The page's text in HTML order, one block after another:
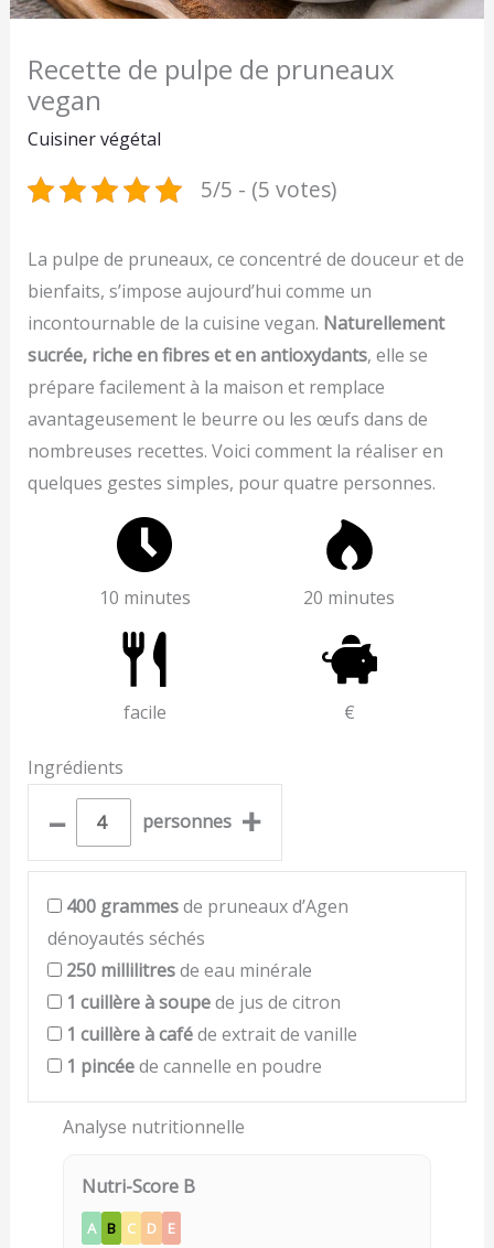
Recette de pulpe de pruneaux
vegan
Cuisiner végétal
5/5 - (5 votes)
La pulpe de pruneaux, ce concentré de douceur et de
bienfaits, s’impose aujourd’hui comme un
incontournable de la cuisine vegan. Naturellement
sucrée, riche en fibres et en antioxydants, elle se
prépare facilement à la maison et remplace
avantageusement le beurre ou les œufs dans de
nombreuses recettes. Voici comment la réaliser en
quelques gestes simples, pour quatre personnes.
10 minutes 20 minutes
facile €
Ingrédients
– personnes +
400 grammesde pruneaux d’Agen
dénoyautés séchés
250 millilitresde eau minérale
1 cuillère à soupede jus de citron
1 cuillère à caféde extrait de vanille
1 pincéede cannelle en poudre
Analyse nutritionnelle
Nutri-Score B
A B C D E